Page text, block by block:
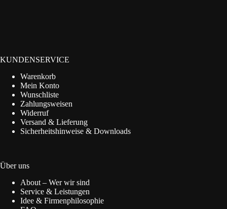
KUNDENSERVICE
Warenkorb
Mein Konto
Wunschliste
Zahlungsweisen
Widerruf
Versand & Lieferung
Sicherheitshinweise & Downloads
Über uns
About – Wer wir sind
Service & Leistungen
Idee & Firmenphilosophie